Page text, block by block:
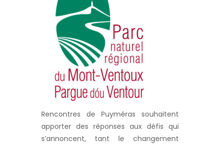
Rencontres de Puyméras souhaitent
apporter des réponses aux défis qui
s’annoncent, tant le changement